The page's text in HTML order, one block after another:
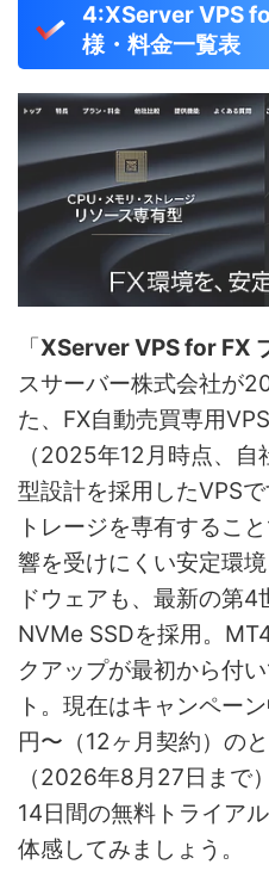
4:XServer VPS
様・料金一覧表
「XServer VPS for FX
スサーバー株式会社が
た、FX自動売買専用
（2025年12月時点、
型設計を採用したVPS
トレージを専有するこ
響を受けにくい安定環
ドウェアも、最新の第4
NVMe SSDを採用。
クアップが最初から付
ト。現在はキャンペー
円〜（12ヶ月契約）のと
（2026年8月27日まで
14日間の無料トライア
体感してみましょう。